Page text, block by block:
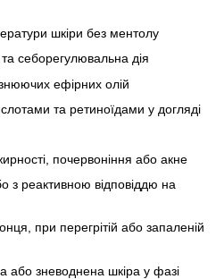
шкіри без ментолу
себорегулювальна дія
ефірних олій
та ретиноїдами у догляді
почервоніння або акне
з реактивною відповіддю на
при перегрітій або запаленій
або зневоднена шкіра у фазі